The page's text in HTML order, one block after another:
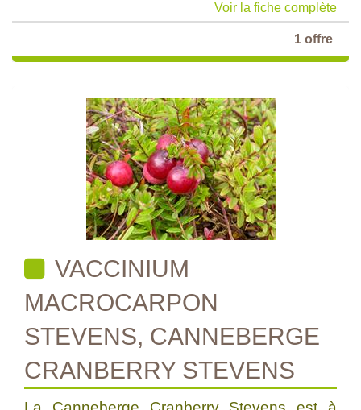
Voir la fiche complète
1 offre
VACCINIUM
MACROCARPON
STEVENS, CANNEBERGE
CRANBERRY STEVENS